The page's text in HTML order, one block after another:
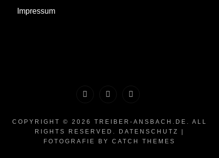
Impressum
COPYRIGHT © 2026 TREIBER-ANSBACH.DE . ALL
RIGHTS RESERVED.
DATENSCHUTZ
FOTOGRAFIE BY CATCH THEMES